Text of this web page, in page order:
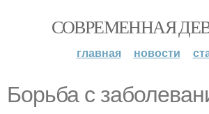
СОВРЕМЕННАЯ
главная новости
Борьба с